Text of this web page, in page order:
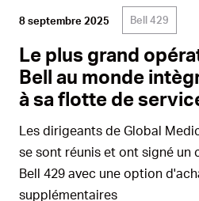
8 septembre 2025 Bell 429
Le plus grand
Bell au monde
à sa flotte de
Les dirigeants de Global
se sont réunis et ont signé
Bell 429 avec une option
supplémentaires